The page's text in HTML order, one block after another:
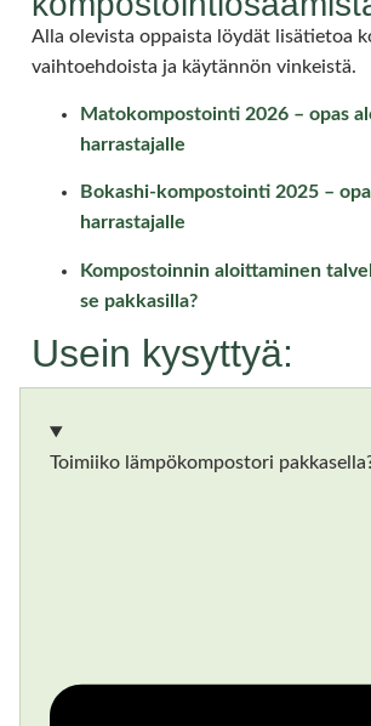
Alla olevista oppaista löydät lisätietoa
vaihtoehdoista ja käytännön vinkeistä.
Matokompostointi 2026 – opas
harrastajalle
Bokashi-kompostointi 2025 –
harrastajalle
Kompostoinnin aloittaminen
se pakkasilla?
Usein kysyttyä:
Toimiiko lämpökompostori